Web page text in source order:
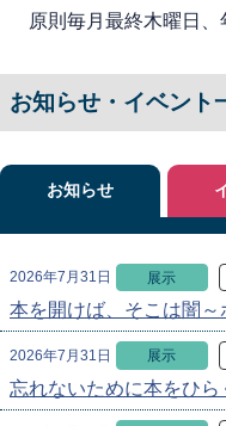
原則毎月最終木曜日
お知らせ・イベント
お知らせ
2026年7月31日 展示
本を開けば、そこは闇～
2026年7月31日 展示
忘れないために本をひら